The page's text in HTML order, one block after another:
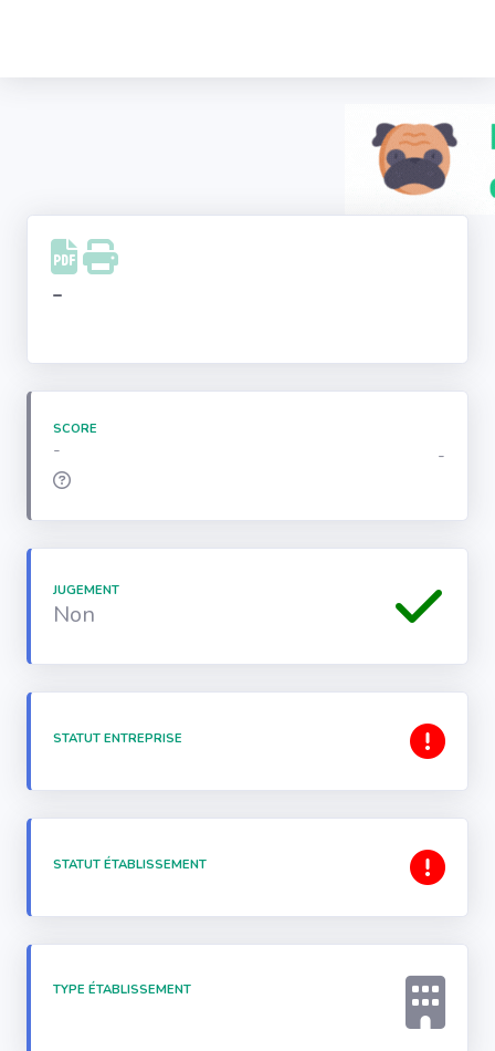
Facebook
Instagram
-
SCORE
- -
JUGEMENT
Non
STATUT ENTREPRISE
STATUT ÉTABLISSEMENT
TYPE ÉTABLISSEMENT